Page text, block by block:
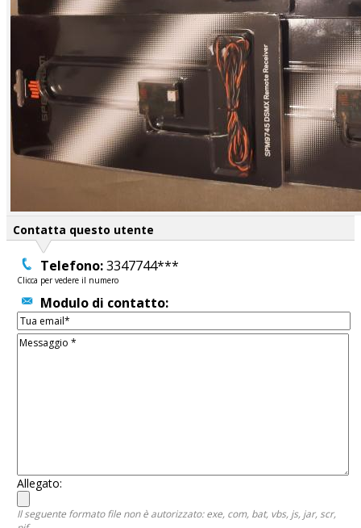
Contatta questo utente
Telefono:3347744***
Clicca per vedere il numero
Modulo di contatto:
Allegato:
Il seguente formato file non è autorizzato: exe, com, bat, vbs, js, jar, scr,